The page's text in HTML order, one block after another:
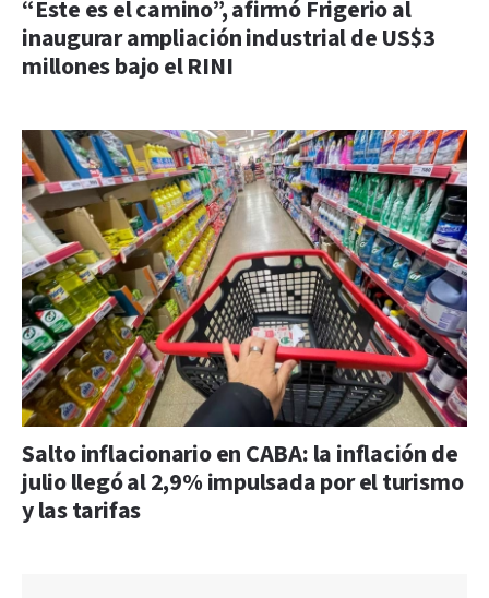
“Este es el camino”, afirmó Frigerio al
inaugurar ampliación industrial de US$3
millones bajo el RINI
Salto inflacionario en CABA: la inflación de
julio llegó al 2,9% impulsada por el turismo
y las tarifas